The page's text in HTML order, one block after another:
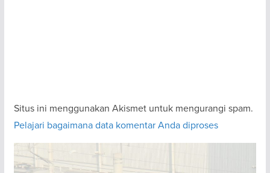
Situs ini menggunakan Akismet untuk mengurangi spam.
Pelajari bagaimana data komentar Anda diproses